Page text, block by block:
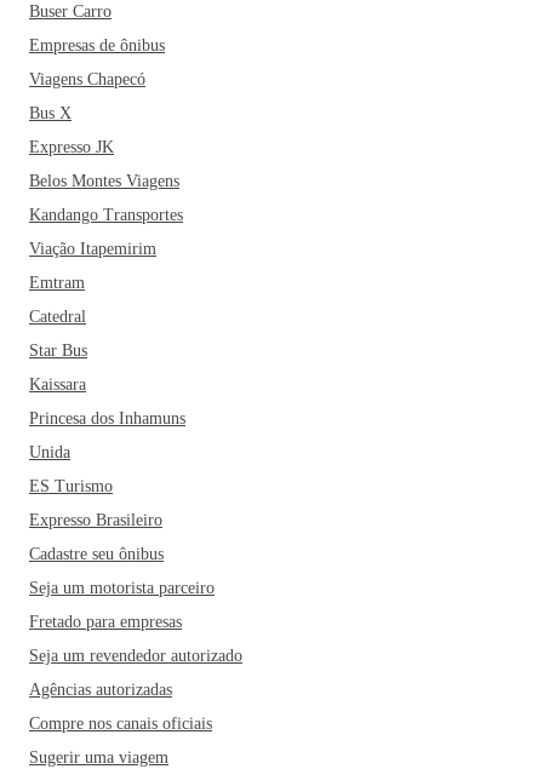
Buser Carro
Empresas de ônibus
Viagens Chapecó
Bus X
Expresso JK
Belos Montes Viagens
Kandango Transportes
Viação Itapemirim
Emtram
Catedral
Star Bus
Kaissara
Princesa dos Inhamuns
Unida
ES Turismo
Expresso Brasileiro
Cadastre seu ônibus
Seja um motorista parceiro
Fretado para empresas
Seja um revendedor autorizado
Agências autorizadas
Compre nos canais oficiais
Sugerir uma viagem